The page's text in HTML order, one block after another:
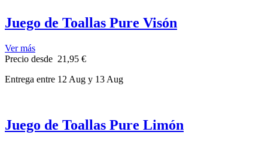
Juego de Toallas Pure Visón
Ver más
Precio desde 21,95 €
Entrega entre 12 Aug y 13 Aug
Juego de Toallas Pure Limón